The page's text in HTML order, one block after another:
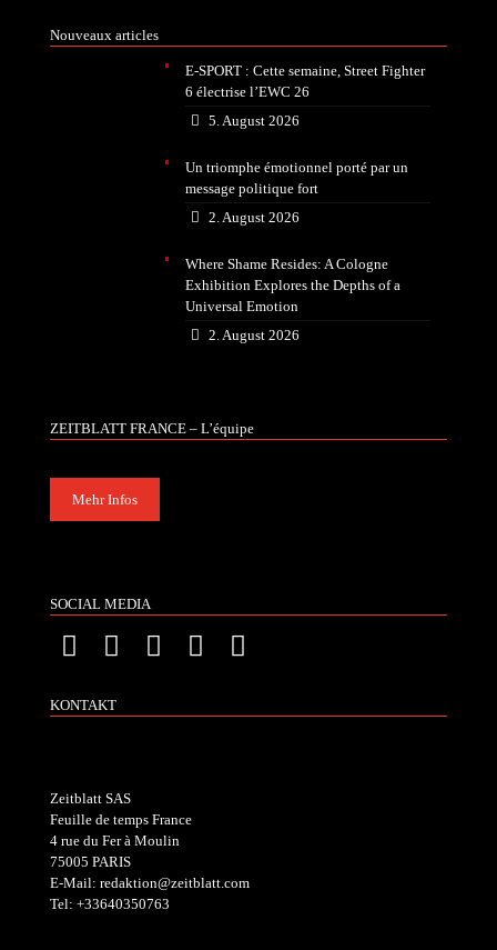
Nouveaux articles
E-SPORT : Cette semaine, Street Fighter
6 électrise l’EWC 26
5. August 2026
Un triomphe émotionnel porté par un
message politique fort
2. August 2026
Where Shame Resides: A Cologne
Exhibition Explores the Depths of a
Universal Emotion
2. August 2026
ZEITBLATT FRANCE – L’équipe
Mehr Infos
SOCIAL MEDIA
KONTAKT
Zeitblatt SAS
Feuille de temps France
4 rue du Fer à Moulin
75005 PARIS
E-Mail: redaktion@zeitblatt.com
Tel: +33640350763